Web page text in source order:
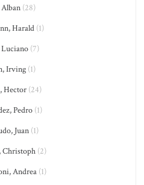
(28)
Harald(1)
(7)
Irving (1)
Hector (24)
Pedro (1)
Juan(1)
Christoph(2)
Andrea(1)